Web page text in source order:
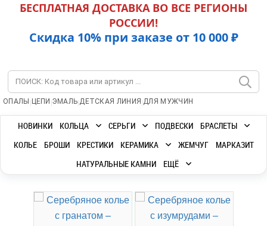
БЕСПЛАТНАЯ ДОСТАВКА ВО ВСЕ РЕГИОНЫ
РОССИИ!
Скидка 10% при заказе от 10 000 ₽
ОПАЛЫ | ЦЕПИ |ЭМАЛЬ|ДЕТСКАЯ ЛИНИЯ |ДЛЯ МУЖЧИН
НОВИНКИ КОЛЬЦА СЕРЬГИ ПОДВЕСКИ
БРАСЛЕТЫ
КОЛЬЕ
БРОШИ КРЕСТИКИ КЕРАМИКА ЖЕМЧУГ
МАРКАЗИТ
НАТУРАЛЬНЫЕ КАМНИ
ЕЩЁ